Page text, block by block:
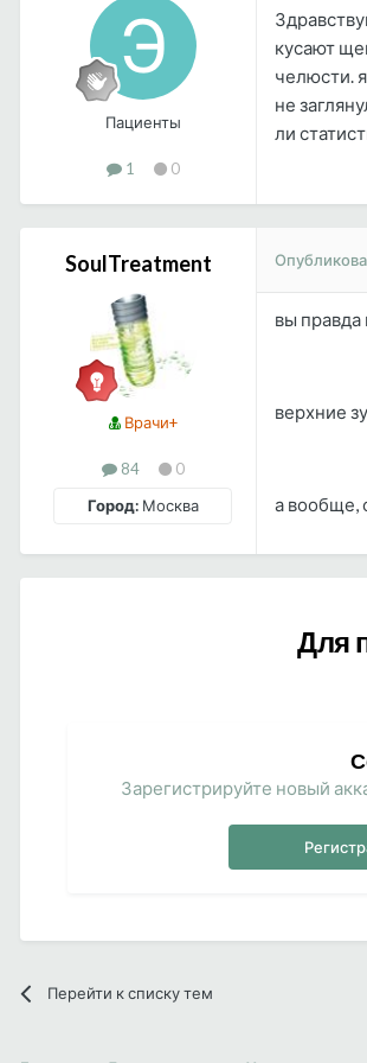
Пациенты
1 0
кусают
челюсти.
не
ли
SoulTreatment
Врачи+
84
0
Город:Москва
вы правда
верхние
а вообще,
Для
Зарегистрируйте новый
Перейти к списку тем